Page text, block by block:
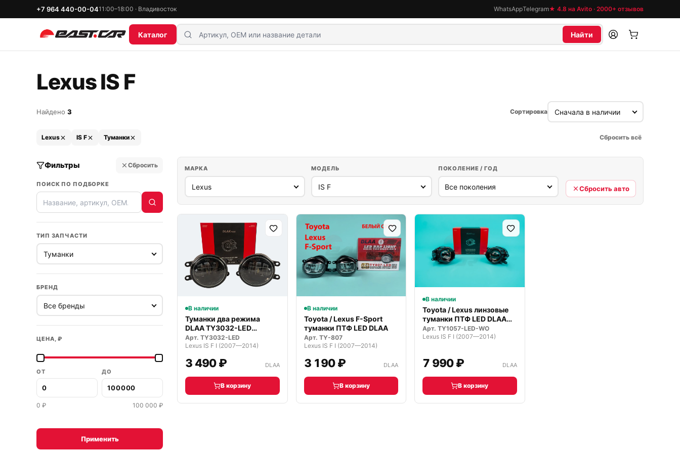
+7 964 440-00-0411:00–18:00 · Владивосток WhatsAppTelegram★ 4.8 на Avito · 2000+ отзывов
Каталог Найти
Lexus IS F
Найдено 3 Сортировка
Lexus IS F Туманки Сбросить всё
Фильтры Сбросить
ПОИСК ПО ПОДБОРКЕ
ТИП ЗАПЧАСТИ
БРЕНД
ЦЕНА, ₽
ОТ ДО
0 ₽ 100 000 ₽
Применить
МАРКА МОДЕЛЬ ПОКОЛЕНИЕ / ГОД
Сбросить авто
В наличии
Туманки два режима
DLAA TY3032-LED
светодиодные
Арт. TY3032-LED
Lexus IS F I (2007—2014)
3 490 ₽ DLAA
В корзину
В наличии
Toyota / Lexus F-Sport
туманки ПТФ LED DLAA
Арт. TY-807
Lexus IS F I (2007—2014)
3 190 ₽ DLAA
В корзину
В наличии
Toyota / Lexus линзовые
туманки ПТФ LED DLAA
Prem…
Арт. TY1057-LED-WO
Lexus IS F I (2007—2014)
7 990 ₽ DLAA
В корзину